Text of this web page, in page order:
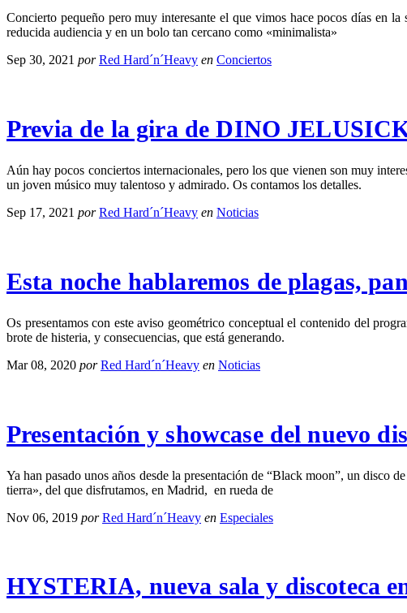
Concierto pequeño pero muy interesante el que vimos hace pocos días en
reducida audiencia y en un bolo tan cercano como «minimalista»
Sep 30, 2021 por Red Hard´n´Heavy en Conciertos
Previa de la gira de DINO
Aún hay pocos conciertos internacionales, pero los que vienen son muy
un joven músico muy talentoso y admirado. Os contamos los detalles.
Sep 17, 2021 por Red Hard´n´Heavy en Noticias
Esta noche hablaremos de plagas,
Os presentamos con este aviso geométrico conceptual el contenido del
brote de histeria, y consecuencias, que está generando.
Mar 08, 2020 por Red Hard´n´Heavy en Noticias
Presentación y showcase del nuevo
Ya han pasado unos años desde la presentación de “Black moon”, un disco
tierra», del que disfrutamos, en Madrid, en rueda de
Nov 06, 2019 por Red Hard´n´Heavy en Especiales
HYSTERIA, nueva sala y discoteca